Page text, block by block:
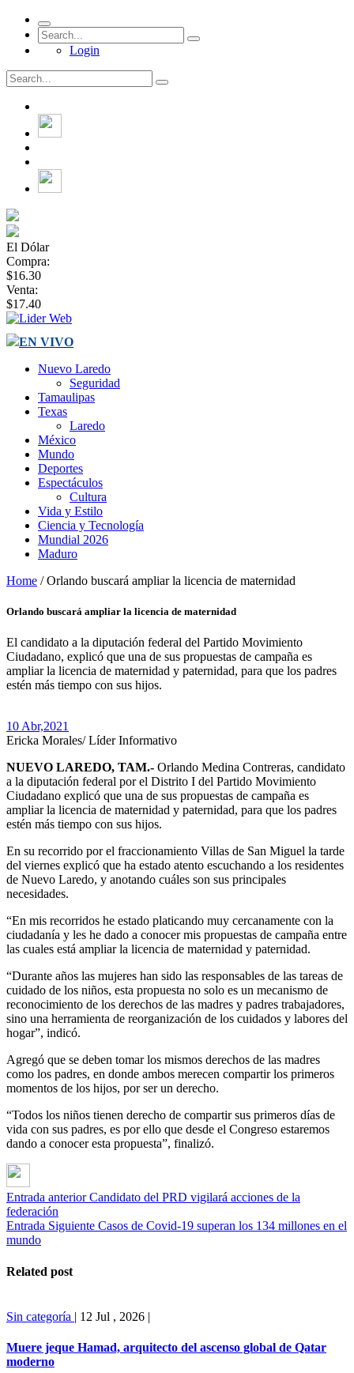
Login
El Dólar
Compra:
$16.30
Venta:
$17.40
EN VIVO
Nuevo Laredo
Seguridad
Tamaulipas
Texas
Laredo
México
Mundo
Deportes
Espectáculos
Cultura
Vida y Estilo
Ciencia y Tecnología
Mundial 2026
Maduro
Home / Orlando buscará ampliar la licencia de maternidad
Orlando buscará ampliar la licencia de maternidad
El candidato a la diputación federal del Partido Movimiento
Ciudadano, explicó que una de sus propuestas de campaña es
ampliar la licencia de maternidad y paternidad, para que los padres
estén más tiempo con sus hijos.
10 Abr,2021
Ericka Morales/ Líder Informativo
NUEVO LAREDO, TAM.- Orlando Medina Contreras, candidato
a la diputación federal por el Distrito I del Partido Movimiento
Ciudadano explicó que una de sus propuestas de campaña es
ampliar la licencia de maternidad y paternidad, para que los padres
estén más tiempo con sus hijos.
En su recorrido por el fraccionamiento Villas de San Miguel la tarde
del viernes explicó que ha estado atento escuchando a los residentes
de Nuevo Laredo, y anotando cuáles son sus principales
necesidades.
“En mis recorridos he estado platicando muy cercanamente con la
ciudadanía y les he dado a conocer mis propuestas de campaña entre
las cuales está ampliar la licencia de maternidad y paternidad.
“Durante años las mujeres han sido las responsables de las tareas de
cuidado de los niños, esta propuesta no solo es un mecanismo de
reconocimiento de los derechos de las madres y padres trabajadores,
sino una herramienta de reorganización de los cuidados y labores del
hogar”, indicó.
Agregó que se deben tomar los mismos derechos de las madres
como los padres, en donde ambos merecen compartir los primeros
momentos de los hijos, por ser un derecho.
“Todos los niños tienen derecho de compartir sus primeros días de
vida con sus padres, es por ello que desde el Congreso estaremos
dando a conocer esta propuesta”, finalizó.
Entrada anterior Candidato del PRD vigilará acciones de la
federación
Entrada Siguiente Casos de Covid-19 superan los 134 millones en el
mundo
Related post
Sin categoría | 12 Jul , 2026 |
Muere jeque Hamad, arquitecto del ascenso global de Qatar
moderno